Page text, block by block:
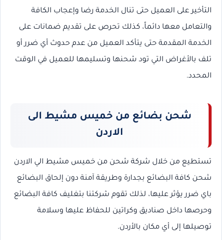
التأخير على العميل حتى تنال الخدمة رضا وإعجاب الكافة
والتعامل معها دائماً، كذلك تحرص على تقديم ضمانات على
الخدمة المقدمة حتى يتأكد العميل من عدم حدوث أي ضرر أو
تلف بالأغراض التي تود شحنها وتسليمها للعميل في الوقت
المحدد.
شحن بضائع من خميس مشيط الى
الاردن
تستطيع من خلال شركة شحن من خميس مشيط الي الاردن
شحن كافة البضائع بجدارة وطريقة آمنة دون إلحاق البضائع
باي ضرر يؤثر عليها، لذلك تقوم شركتنا بتغليف كافة البضائع
وحرصها داخل صناديق وكراتين للحفاظ عليها وسلامة
توصيلها إلى أي مكان بالأردن.